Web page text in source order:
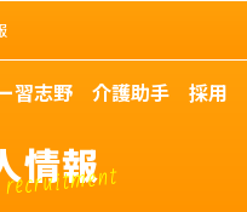
習志野 介護助手 採用
情報
recruitment